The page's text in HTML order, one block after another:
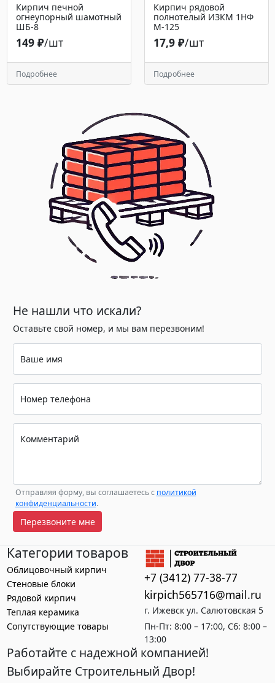
Кирпич печной
огнеупорный шамотный
ШБ-8
149 ₽/шт
Подробнее
Кирпич рядовой
полнотелый ИЗКМ 1НФ
М-125
17,9 ₽/шт
Подробнее
Не нашли что искали?
Оставьте свой номер, и мы вам перезвоним!
Ваше имя
Номер телефона
Комментарий
Отправляя форму, вы соглашаетесь с политикой
конфиденциальности.
Перезвоните мне
Работайте с надежной компанией!
Выбирайте Строительный Двор!
Категории товаров
Облицовочный кирпич
Стеновые блоки
Рядовой кирпич
Теплая керамика
Сопутствующие товары
+7 (3412) 77-38-77
kirpich565716@mail.ru
г. Ижевск ул. Салютовская 5
Пн-Пт: 8:00 – 17:00, Сб: 8:00 –
13:00